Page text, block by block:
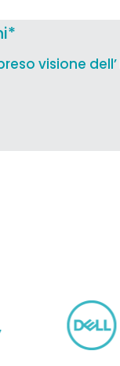
*
visione dell’